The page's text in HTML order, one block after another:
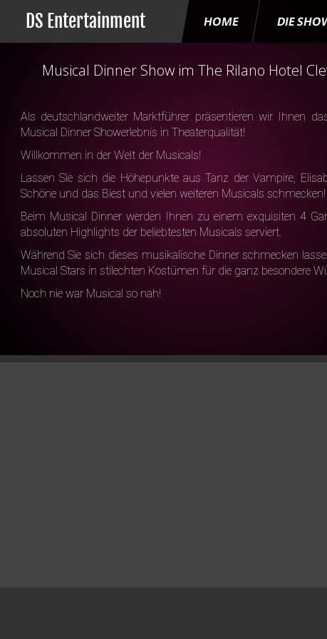
DS Entertainment HOME DIE
Musical Dinner Show im The Rilano Hotel
Als deutschlandweiter Marktführer präsentieren wir Ihnen
Musical Dinner Showerlebnis in Theaterqualität!
Willkommen in der Welt der Musicals!
Lassen Sie sich die Höhepunkte aus Tanz der Vampire,
Schöne und das Biest und vielen weiteren Musicals schmecken!
Beim Musical Dinner werden Ihnen zu einem exquisiten 4
absoluten Highlights der beliebtesten Musicals serviert.
Während Sie sich dieses musikalische Dinner schmecken
Musical Stars in stilechten Kostümen für die ganz besondere
Noch nie war Musical so nah!